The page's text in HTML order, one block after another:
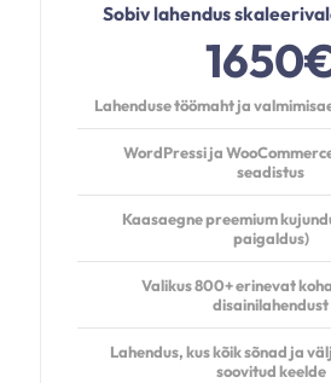
Sobiv lahendus
Lahenduse töömaht ja
WordPressi ja
seadistus
Kaasaegne preemium
paigaldus)
Valikus 800+ erinevat
disainilahendust
Lahendus, kus kõik sõnad ja
soovitud keelde